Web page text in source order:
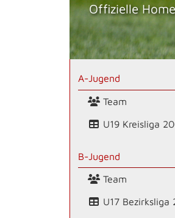
Offizielle
A-Jugend
Team
U19 Kreisliga
B-Jugend
Team
U17 Bezirksliga